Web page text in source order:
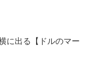
に出る【ドルのマー